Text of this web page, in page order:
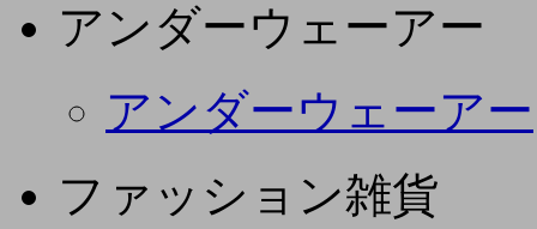
アンダーウェーアー
アンダーウェーアー
ファッション雑貨